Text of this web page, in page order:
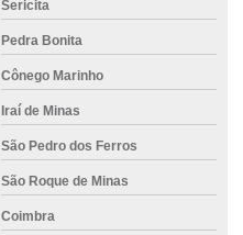
Sericita
Pedra Bonita
Cônego Marinho
Iraí de Minas
São Pedro dos Ferros
São Roque de Minas
Coimbra